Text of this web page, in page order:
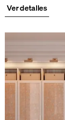
Ver detalles